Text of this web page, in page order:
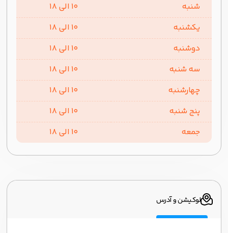
شنبه
10 الی 18
یکشنبه
10 الی 18
دوشنبه
10 الی 18
سه شنبه
10 الی 18
چهارشنبه
10 الی 18
پنج شنبه
10 الی 18
جمعه
10 الی 18
لوکیشن و آدرس